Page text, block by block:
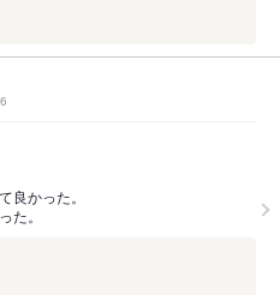
良かった。
た。